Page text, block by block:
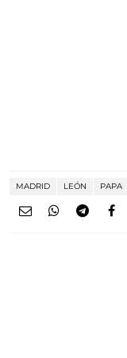
MADRID LEÓN PAPA